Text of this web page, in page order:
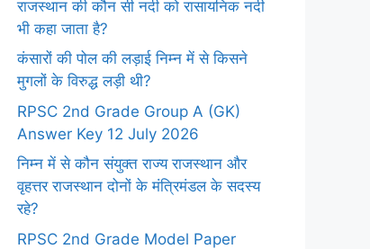
राजस्थान की कौन सी नदी को रासायनिक नदी
भी कहा जाता है?
कंसारों की पोल की लड़ाई निम्न में से किसने
मुगलों के विरुद्ध लड़ी थी?
RPSC 2nd Grade Group A (GK)
Answer Key 12 July 2026
निम्न में से कौन संयुक्त राज्य राजस्थान और
वृहत्तर राजस्थान दोनों के मंत्रिमंडल के सदस्य
रहे?
RPSC 2nd Grade Model Paper